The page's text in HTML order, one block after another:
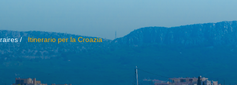
Itinerario per la Croazia